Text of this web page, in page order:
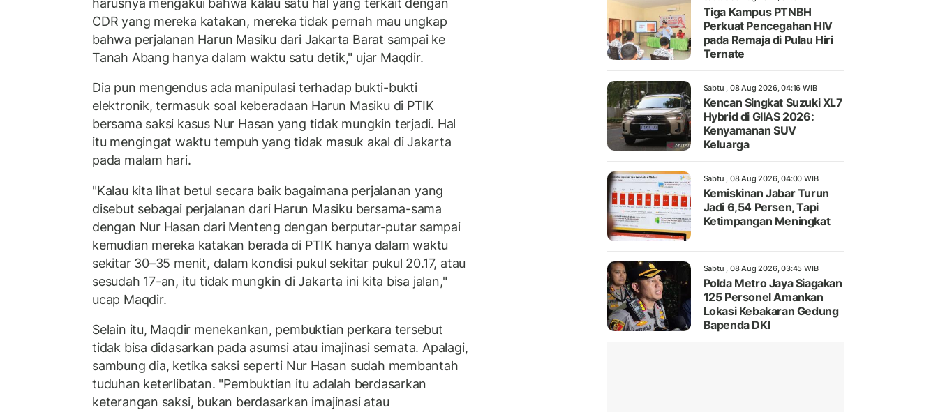
CDR yang mereka katakan, mereka tidak pernah mau ungkap
bahwa perjalanan Harun Masiku dari Jakarta Barat sampai ke
Tanah Abang hanya dalam waktu satu detik," ujar Maqdir.
Dia pun mengendus ada manipulasi terhadap bukti-bukti
elektronik, termasuk soal keberadaan Harun Masiku di PTIK
bersama saksi kasus Nur Hasan yang tidak mungkin terjadi. Hal
itu mengingat waktu tempuh yang tidak masuk akal di Jakarta
pada malam hari.
"Kalau kita lihat betul secara baik bagaimana perjalanan yang
disebut sebagai perjalanan dari Harun Masiku bersama-sama
dengan Nur Hasan dari Menteng dengan berputar-putar sampai
kemudian mereka katakan berada di PTIK hanya dalam waktu
sekitar 30–35 menit, dalam kondisi pukul sekitar pukul 20.17, atau
sesudah 17-an, itu tidak mungkin di Jakarta ini kita bisa jalan,"
ucap Maqdir.
Selain itu, Maqdir menekankan, pembuktian perkara tersebut
tidak bisa didasarkan pada asumsi atau imajinasi semata. Apalagi,
sambung dia, ketika saksi seperti Nur Hasan sudah membantah
tuduhan keterlibatan. "Pembuktian itu adalah berdasarkan
keterangan saksi, bukan berdasarkan imajinasi atau
Tiga Kampus PTNBH
Perkuat Pencegahan HIV
pada Remaja di Pulau Hiri
Ternate
Sabtu , 08 Aug 2026, 04:16 WIB
Kencan Singkat Suzuki XL7
Hybrid di GIIAS 2026:
Kenyamanan SUV
Keluarga
Sabtu , 08 Aug 2026, 04:00 WIB
Kemiskinan Jabar Turun
Jadi 6,54 Persen, Tapi
Ketimpangan Meningkat
Sabtu , 08 Aug 2026, 03:45 WIB
Polda Metro Jaya Siagakan
125 Personel Amankan
Lokasi Kebakaran Gedung
Bapenda DKI